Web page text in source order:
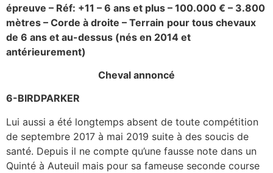
épreuve – Réf: +11 – 6 ans et plus – 100.000 € – 3.800
mètres – Corde à droite – Terrain pour tous chevaux
de 6 ans et au-dessus (nés en 2014 et
antérieurement)
Cheval annoncé
6-BIRDPARKER
Lui aussi a été longtemps absent de toute compétition
de septembre 2017 à mai 2019 suite à des soucis de
santé. Depuis il ne compte qu’une fausse note dans un
Quinté à Auteuil mais pour sa fameuse seconde course